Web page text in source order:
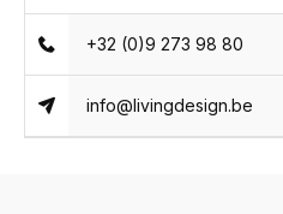
+32 (0)9 273 98 80
info@livingdesign.be